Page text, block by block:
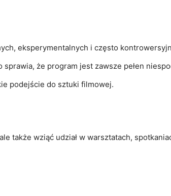
eksperymentalnych i często
że program jest zawsze pełen
podejście do sztuki filmowej.
także wziąć udział w warsztatach,